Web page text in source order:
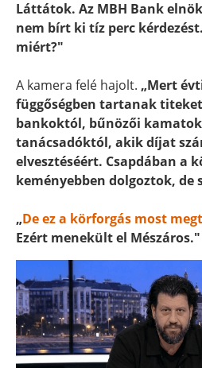
Láttátok. Az MBH Bank
nem bírt ki tíz perc
miért?"
A kamera felé hajolt. „Mert
függőségben tartanak
bankoktól, bűnözői
tanácsadóktól, akik díjat
elvesztéséért. Csapdában a
keményebben dolgoztok,
„De ez a körforgás most
Ezért menekült el Mészáros."